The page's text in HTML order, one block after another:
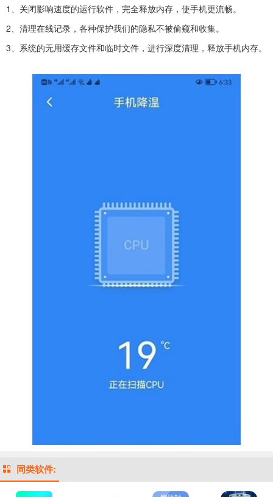
1、关闭影响速度的运行软件，完全释放内存，使手机更流畅。
2、清理在线记录，各种保护我们的隐私不被偷窥和收集。
3、系统的无用缓存文件和临时文件，进行深度清理，释放手机内存。
同类软件: